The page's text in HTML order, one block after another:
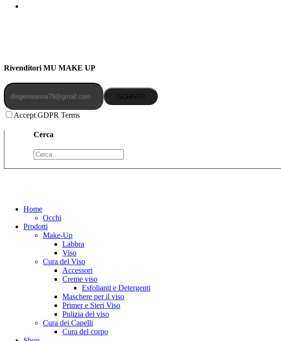
Rivenditori MU MAKE UP
ISCRIVITI
Accept GDPR Terms
Cerca
Home
Occhi
Prodotti
Make-Up
Labbra
Viso
Cura del Viso
Accessori
Creme viso
Esfolianti e Detergenti
Maschere per il viso
Primer e Sieri Viso
Pulizia del viso
Cura dei Capelli
Cura del corpo